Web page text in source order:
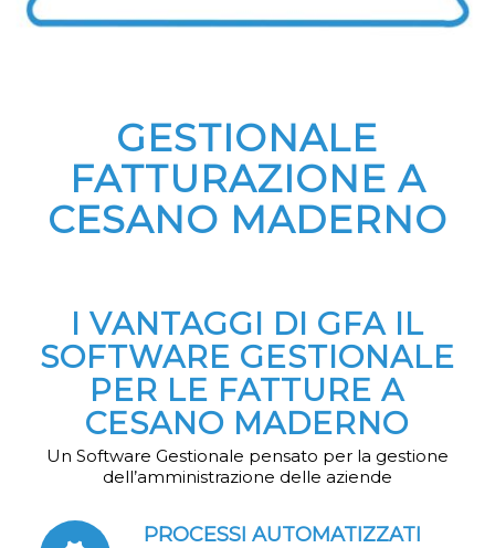
GESTIONALE
FATTURAZIONE A
CESANO MADERNO
I VANTAGGI DI GFA IL
SOFTWARE GESTIONALE
PER LE FATTURE A
CESANO MADERNO
Un Software Gestionale pensato per la gestione
dell’amministrazione delle aziende
PROCESSI AUTOMATIZZATI